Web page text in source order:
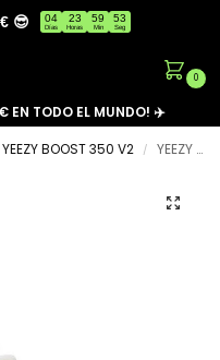
😎 04
Días
23
Horas
59
Min
53
Seg
0
EN TODO EL MUNDO! ✈️
YEEZY BOOST 350 V2 / YEEZY BOOST 350 V2 ‘BONE’